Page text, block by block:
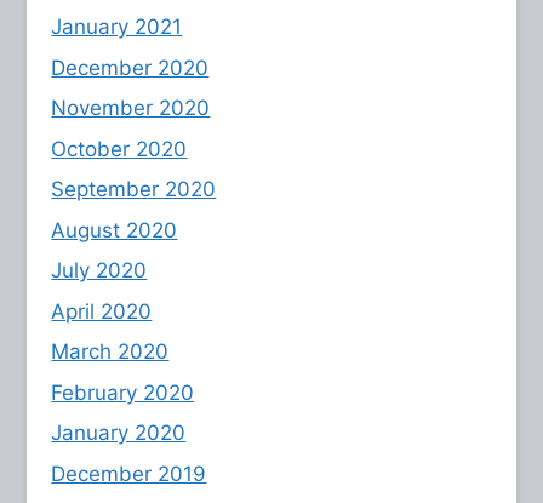
January 2021
December 2020
November 2020
October 2020
September 2020
August 2020
July 2020
April 2020
March 2020
February 2020
January 2020
December 2019